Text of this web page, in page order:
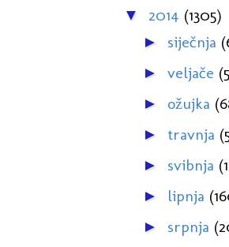
▼ 2014 (1305)
► siječnja
► veljače
► ožujka
► travnja
► svibnja
► lipnja
► srpnja